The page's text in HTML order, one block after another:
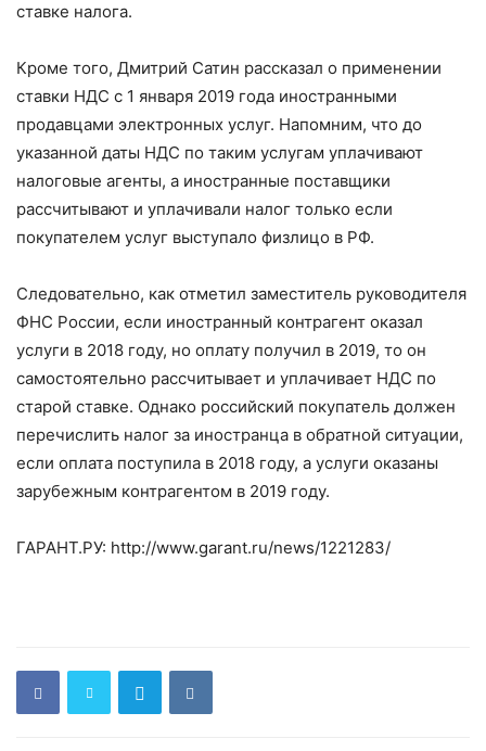
ставке налога.
Кроме того, Дмитрий Сатин рассказал о применении
ставки НДС с 1 января 2019 года иностранными
продавцами электронных услуг. Напомним, что до
указанной даты НДС по таким услугам уплачивают
налоговые агенты, а иностранные поставщики
рассчитывают и уплачивали налог только если
покупателем услуг выступало физлицо в РФ.
Следовательно, как отметил заместитель руководителя
ФНС России, если иностранный контрагент оказал
услуги в 2018 году, но оплату получил в 2019, то он
самостоятельно рассчитывает и уплачивает НДС по
старой ставке. Однако российский покупатель должен
перечислить налог за иностранца в обратной ситуации,
если оплата поступила в 2018 году, а услуги оказаны
зарубежным контрагентом в 2019 году.
ГАРАНТ.РУ: http://www.garant.ru/news/1221283/